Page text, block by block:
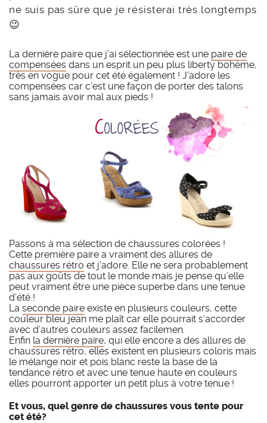
ne suis pas sûre que je résisterai très longtemps
😉
La dernière paire que j’ai sélectionnée est une paire de
compensées dans un esprit un peu plus liberty bohème,
très en vogue pour cet été également ! J’adore les
compensées car c’est une façon de porter des talons
sans jamais avoir mal aux pieds !
Passons à ma sélection de chaussures colorées !
Cette première paire a vraiment des allures de
chaussures rétro et j’adore. Elle ne sera probablement
pas aux goûts de tout le monde mais je pense qu’elle
peut vraiment être une pièce superbe dans une tenue
d’été !
La seconde paire existe en plusieurs couleurs, cette
couleur bleu jean me plaît car elle pourrait s’accorder
avec d’autres couleurs assez facilemen.
Enfin la dernière paire, qui elle encore a des allures de
chaussures rétro, elles existent en plusieurs coloris mais
le mélange noir et pois blanc reste la base de la
tendance rétro et avec une tenue haute en couleurs
elles pourront apporter un petit plus à votre tenue !
Et vous, quel genre de chaussures vous tente pour
cet été?